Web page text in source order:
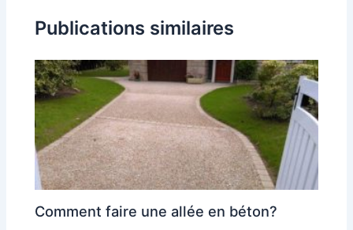
Publications similaires
Comment faire une allée en béton?